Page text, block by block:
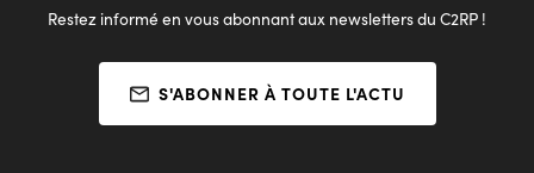
Restez informé en vous abonnant aux newsletters du C2RP !
S'ABONNER À TOUTE L'ACTU